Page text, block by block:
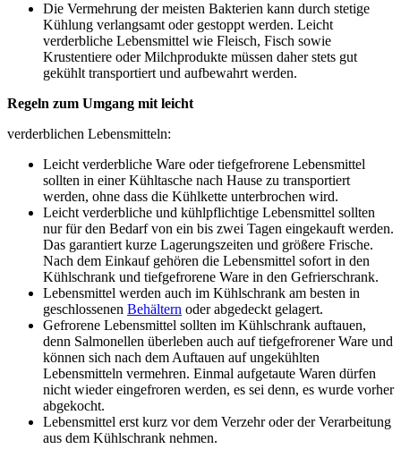
Die Vermehrung der meisten Bakterien kann durch stetige
Kühlung verlangsamt oder gestoppt werden. Leicht
verderbliche Lebensmittel wie Fleisch, Fisch sowie
Krustentiere oder Milchprodukte müssen daher stets gut
gekühlt transportiert und aufbewahrt werden.
Regeln zum Umgang mit leicht
verderblichen Lebensmitteln:
Leicht verderbliche Ware oder tiefgefrorene Lebensmittel
sollten in einer Kühltasche nach Hause zu transportiert
werden, ohne dass die Kühlkette unterbrochen wird.
Leicht verderbliche und kühlpflichtige Lebensmittel sollten
nur für den Bedarf von ein bis zwei Tagen eingekauft werden.
Das garantiert kurze Lagerungszeiten und größere Frische.
Nach dem Einkauf gehören die Lebensmittel sofort in den
Kühlschrank und tiefgefrorene Ware in den Gefrierschrank.
Lebensmittel werden auch im Kühlschrank am besten in
geschlossenen Behältern oder abgedeckt gelagert.
Gefrorene Lebensmittel sollten im Kühlschrank auftauen,
denn Salmonellen überleben auch auf tiefgefrorener Ware und
können sich nach dem Auftauen auf ungekühlten
Lebensmitteln vermehren. Einmal aufgetaute Waren dürfen
nicht wieder eingefroren werden, es sei denn, es wurde vorher
abgekocht.
Lebensmittel erst kurz vor dem Verzehr oder der Verarbeitung
aus dem Kühlschrank nehmen.